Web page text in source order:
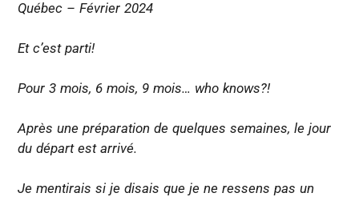
Québec – Février 2024
Et c’est parti!
Pour 3 mois, 6 mois, 9 mois… who knows?!
Après une préparation de quelques semaines, le jour
du départ est arrivé.
Je mentirais si je disais que je ne ressens pas un